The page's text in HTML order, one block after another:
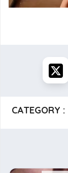
CATEGORY :